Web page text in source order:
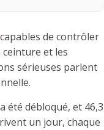
capables de contrôler
et les
sérieuses parlent
été débloqué, et 46,3
un jour, chaque